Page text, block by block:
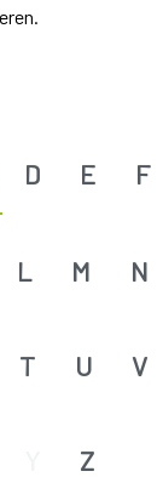
D E F
L M N
T U V
Z